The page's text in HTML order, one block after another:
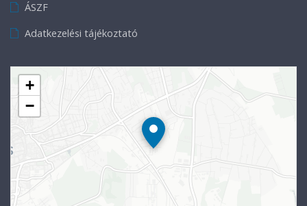
ÁSZF
Adatkezelési tájékoztató
+
−